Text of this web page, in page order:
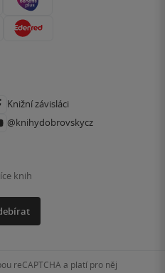
Knižní závisláci
@knihydobrovskycz
knih
reCAPTCHA a platí pro něj